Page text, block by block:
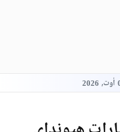
أوت, 2026